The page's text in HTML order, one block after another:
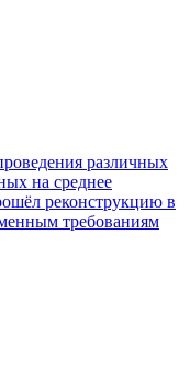
различных
на среднее
реконструкцию в
требованиям